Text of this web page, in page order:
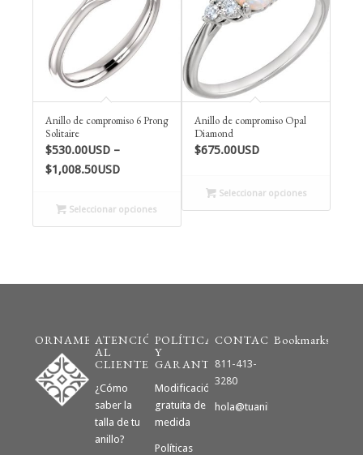
Anillo de compromiso 6 Prong
Solitaire
$530.00USD –
$1,008.50USDPrice
$530.00USD
through
Seleccionar opciones
Anillo de compromiso Opal
Diamond
$675.00USD
Seleccionar opciones
ORNAMENTOATENCIÓN
AL
CLIENTE
¿Cómo
saber la
talla de tu
anillo?
POLÍTICAS
Y
GARANTÍAS
Modificación
gratuita de
medida
Políticas
CONTACTO
811-413-
3280
Bookmarks